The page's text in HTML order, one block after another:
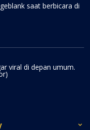
saat berbicara di
viral di depan umum.